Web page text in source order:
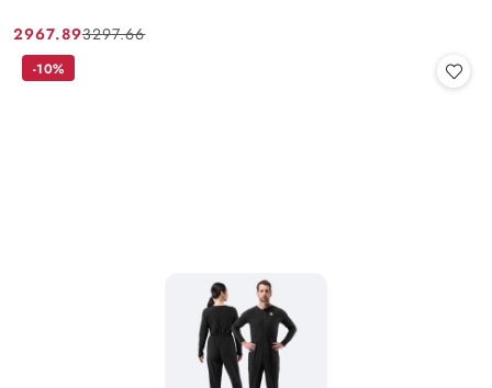
Cena
promocyjna:
2967.89
Cena
przed
3297.66
-10%